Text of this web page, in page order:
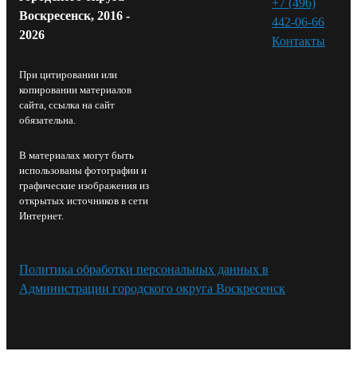
Воскресенск, 2016 -
2026
При цитировании или
копировании материалов
сайта, ссылка на сайт
обязательна.
В материалах могут быть
использованы фотографии и
графические изображения из
открытых источников в сети
Интернет.
442-06-66
Контакты⁠
Политика обработки персональных данных в
Администрации городского округа Воскресенск